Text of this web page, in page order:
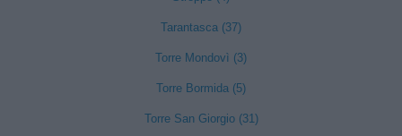
Tarantasca (37)
Torre Mondovì (3)
Torre Bormida (5)
Torre San Giorgio (31)